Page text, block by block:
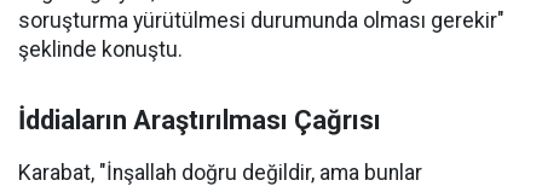
soruşturma yürütülmesi durumunda olması gerekir"
şeklinde konuştu.
İddiaların Araştırılması Çağrısı
Karabat, "İnşallah doğru değildir, ama bunlar